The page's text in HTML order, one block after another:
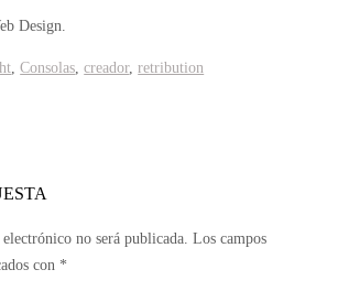
Design.
,Consolas,creador,retribution
no será publicada. Los campos
con *